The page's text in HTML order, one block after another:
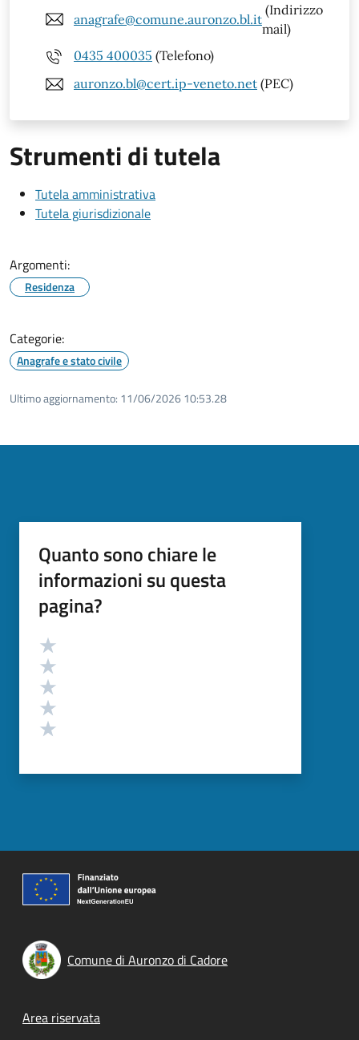
anagrafe@comune.auronzo.bl.it
(Indirizzo
mail)
0435 400035 (Telefono)
auronzo.bl@cert.ip-veneto.net (PEC)
Strumenti di tutela
Tutela amministrativa
Tutela giurisdizionale
Argomenti:
Residenza
Categorie:
Anagrafe e stato civile
Ultimo aggiornamento: 11/06/2026 10:53.28
Quanto sono chiare le
informazioni su questa
pagina?
Valutazione
Comune di Auronzo di Cadore
Footer menu
Area riservata